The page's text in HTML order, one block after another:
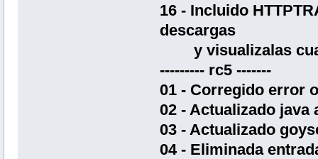
16 - Incluido
descargas
y visualizalas
--------- rc5 -------
01 - Corregido error
02 - Actualizado java
03 - Actualizado
04 - Eliminada